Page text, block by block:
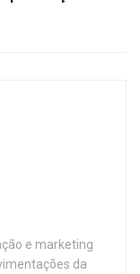
e marketing
da